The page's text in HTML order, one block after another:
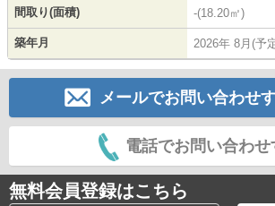
間取り(面積) -(18.20㎡)
築年月 2026年 8月(予
メールでお問い合わせ
電話でお問い合わせ
無料会員登録はこちら